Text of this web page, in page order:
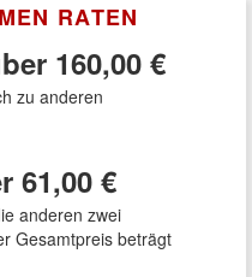
RATEN
160,00 €
zu anderen
61,00 €
anderen zwei
Gesamtpreis beträgt